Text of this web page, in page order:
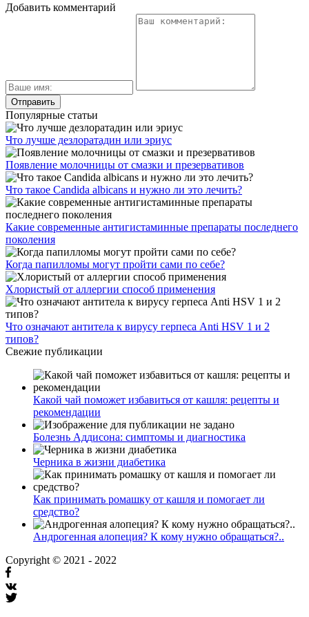
Добавить комментарий
Популярные статьи
Что лучше дезлоратадин или эриус
Появление молочницы от смазки и презервативов
Что такое Candida albicans и нужно ли это лечить?
Какие современные антигистаминные препараты последнего
поколения
Когда папилломы могут пройти сами по себе?
Хлористый от аллергии способ применения
Что означают антитела к вирусу герпеса Anti HSV 1 и 2
типов?
Свежие публикации
Какой чай поможет избавиться от кашля: рецепты и
рекомендации
Болезнь Аддисона: симптомы и диагностика
Черника в жизни диабетика
Как принимать ромашку от кашля и помогает ли
средство?
Андрогенная алопеция? К кому нужно обращаться?..
Copyright © 2021 - 2022